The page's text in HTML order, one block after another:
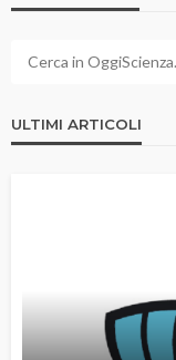
ULTIMI ARTICOLI